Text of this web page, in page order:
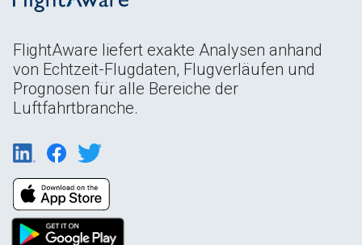
FlightAware liefert exakte Analysen anhand
von Echtzeit-Flugdaten, Flugverläufen und
Prognosen für alle Bereiche der
Luftfahrtbranche.